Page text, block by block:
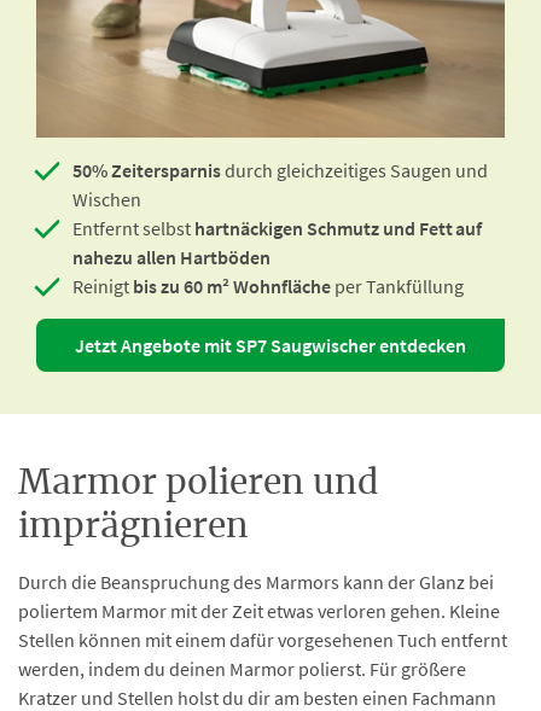
50% Zeitersparnisdurch gleichzeitiges Saugen und
Wischen
Entfernt selbst hartnäckigen Schmutz und Fett auf
nahezu allen Hartböden
Reinigt bis zu 60 m² Wohnfläche per Tankfüllung
Jetzt Angebote mit SP7 Saugwischer entdecken
Marmor polieren und
imprägnieren
Durch die Beanspruchung des Marmors kann der Glanz bei
poliertem Marmor mit der Zeit etwas verloren gehen. Kleine
Stellen können mit einem dafür vorgesehenen Tuch entfernt
werden, indem du deinen Marmor polierst. Für größere
Kratzer und Stellen holst du dir am besten einen Fachmann